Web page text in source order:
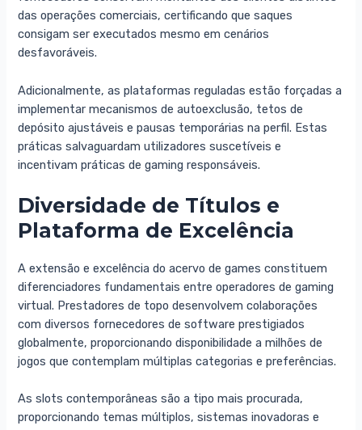
das operações comerciais, certificando que saques
consigam ser executados mesmo em cenários
desfavoráveis.
Adicionalmente, as plataformas reguladas estão forçadas a
implementar mecanismos de autoexclusão, tetos de
depósito ajustáveis e pausas temporárias na perfil. Estas
práticas salvaguardam utilizadores suscetíveis e
incentivam práticas de gaming responsáveis.
Diversidade de Títulos e
Plataforma de Excelência
A extensão e excelência do acervo de games constituem
diferenciadores fundamentais entre operadores de gaming
virtual. Prestadores de topo desenvolvem colaborações
com diversos fornecedores de software prestigiados
globalmente, proporcionando disponibilidade a milhões de
jogos que contemplam múltiplas categorias e preferências.
As slots contemporâneas são a tipo mais procurada,
proporcionando temas múltiplos, sistemas inovadoras e